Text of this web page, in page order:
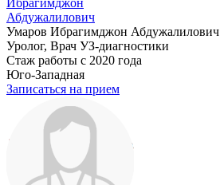
Абдужалилович
Умаров Ибрагимджон Абдужалилович
Уролог, Врач УЗ-диагностики
Стаж работы с 2020 года
Юго-Западная
Записаться на прием